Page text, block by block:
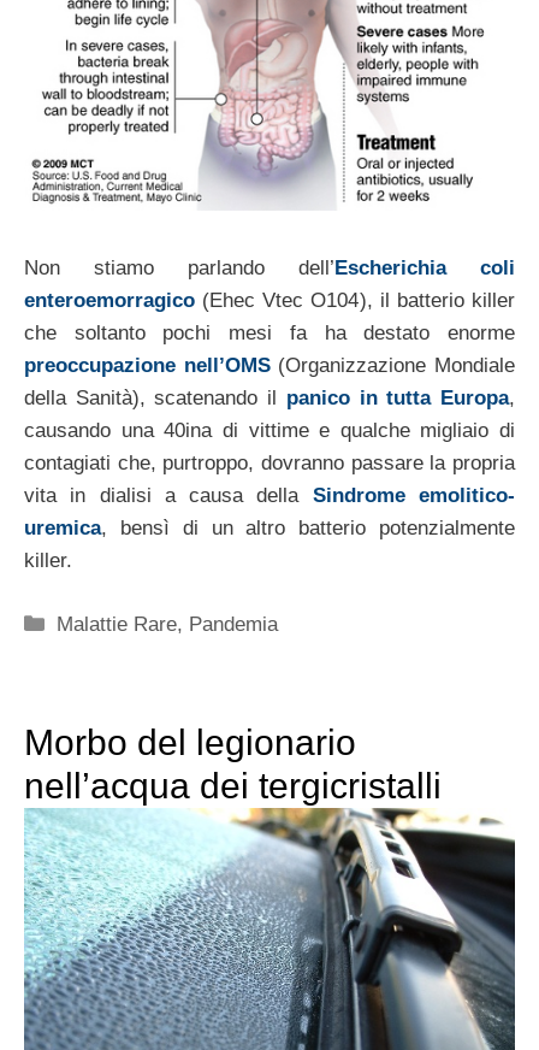
Non stiamo parlando dell’Escherichia coli
enteroemorragico (Ehec Vtec O104), il batterio killer
che soltanto pochi mesi fa ha destato enorme
preoccupazione nell’OMS(Organizzazione Mondiale
della Sanità), scatenando il panico in tutta Europa,
causando una 40ina di vittime e qualche migliaio di
contagiati che, purtroppo, dovranno passare la propria
vita in dialisi a causa della Sindrome emolitico-
uremica, bensì di un altro batterio potenzialmente
killer.
Categorie
Malattie Rare, Pandemia
Morbo del legionario
nell’acqua dei tergicristalli